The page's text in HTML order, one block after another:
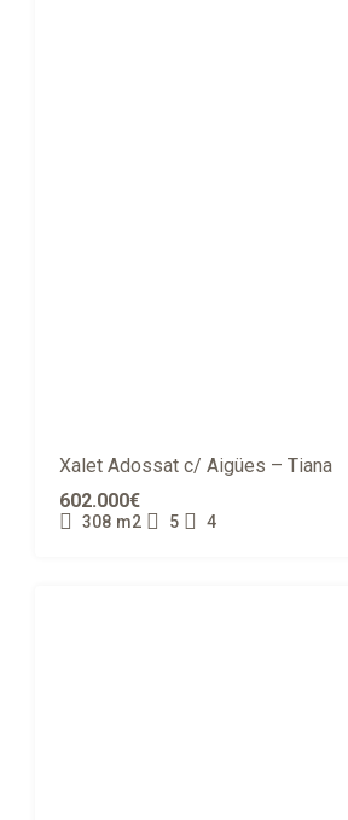
Xalet Adossat c/ Aigües – Tiana
602.000€
308 m2 5 4